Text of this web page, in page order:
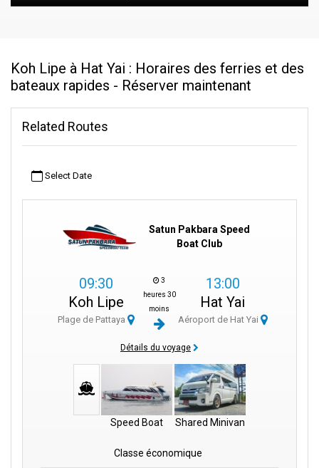
Koh Lipe à Hat Yai : Horaires des ferries et des
bateaux rapides - Réserver maintenant
Related Routes
Select Date
Satun Pakbara Speed
Boat Club
09:30
Koh Lipe
Plage de Pattaya
3
heures 30
moins
13:00
Hat Yai
Aéroport de Hat Yai
Détails du voyage
Speed Boat Shared Minivan
Classe économique